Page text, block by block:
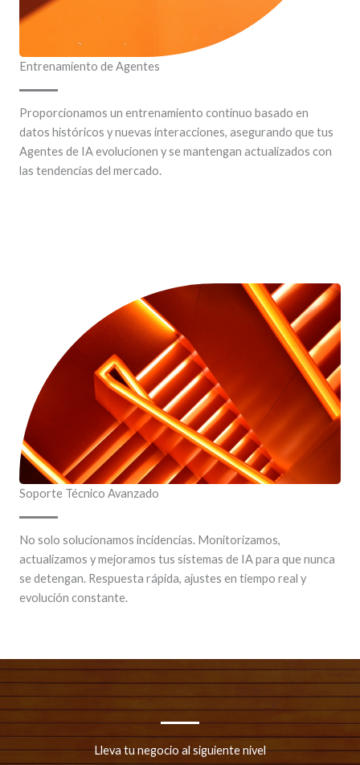
Entrenamiento de Agentes
Proporcionamos un entrenamiento continuo basado en
datos históricos y nuevas interacciones, asegurando que tus
Agentes de IA evolucionen y se mantengan actualizados con
las tendencias del mercado.
Soporte Técnico Avanzado
No solo solucionamos incidencias. Monitorizamos,
actualizamos y mejoramos tus sistemas de IA para que nunca
se detengan. Respuesta rápida, ajustes en tiempo real y
evolución constante.
Lleva tu negocio al siguiente nivel